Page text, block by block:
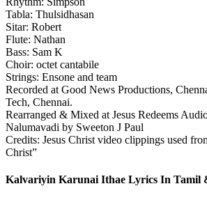
Tabla: Thulsidhasan
Sitar: Robert
Flute: Nathan
Bass: Sam K
Choir: octet cantabile
Strings: Ensone and team
Recorded at Good News Productions,
Tech, Chennai.
Rearranged & Mixed at Jesus Redeems
Nalumavadi by Sweeton J Paul
Credits: Jesus Christ video clippings used
Christ”
Kalvariyin Karunai Ithae Lyrics In Tamil